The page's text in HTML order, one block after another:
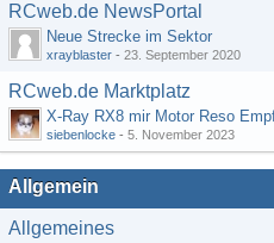
RCweb.de NewsPortal
Neue Strecke im Sektor
xrayblaster - 23. September 2020
RCweb.de Marktplatz
X-Ray RX8 mir Motor Reso
siebenlocke - 5. November 2023
Allgemein
Allgemeines